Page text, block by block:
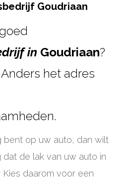
Goudriaan
in Goudriaan?
het adres
bent op uw auto, dan wilt
de lak van uw auto in
daarom voor een